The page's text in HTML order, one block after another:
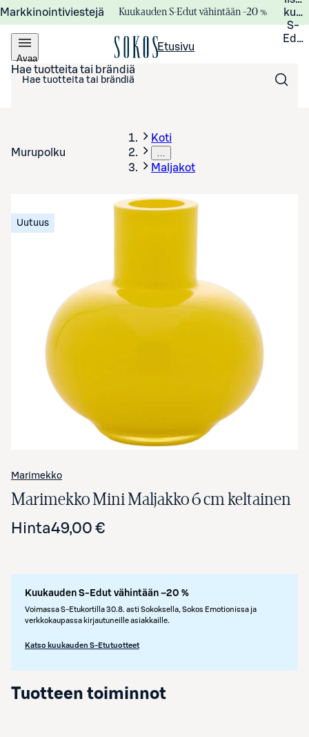
Markkinointiviestejä Kuukauden S-Edut vähintään –20 %
S-
Avaa
valikko
Etusivu
Hae tuotteita tai brändiä
Murupolku
Koti
…
Maljakot
Avaa tuotekuva suurennettuna
Uutuus
Marimekko
Marimekko Mini Maljakko 6 cm keltainen
Hinta49,00 €
Kuukauden S-Edut vähintään –20 %
Voimassa S-Etukortilla 30.8. asti Sokoksella, Sokos Emotionissa ja
verkkokaupassa kirjautuneille asiakkaille.
Katso kuukauden S-Etutuotteet
Tuotteen toiminnot